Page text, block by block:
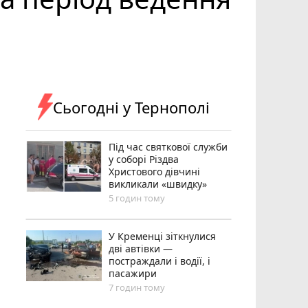
Сьогодні у Тернополі
Під час святкової служби
у соборі Різдва
Христового дівчині
викликали «швидку»
5 годин тому
У Кременці зіткнулися
дві автівки —
постраждали і водії, і
пасажири
7 годин тому